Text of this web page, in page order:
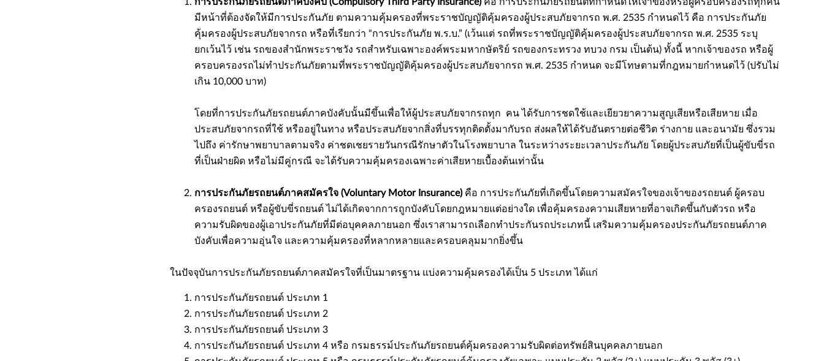
มีหน้าที่ต้องจัดให้มีการประกันภัย ตามความคุ้มครองที่พระราชบัญญัติคุ้มครองผู้ประสบภัยจากรถ พ.ศ. 2535 กำหนดไว้ คือ การประกันภัย
คุ้มครองผู้ประสบภัยจากรถ หรือที่เรียกว่า “การประกันภัย พ.ร.บ.” (เว้นแต่ รถที่พระราชบัญญัติคุ้มครองผู้ประสบภัยจากรถ พ.ศ. 2535 ระบุ
ยกเว้นไว้ เช่น รถของสำนักพระราชวัง รถสำหรับเฉพาะองค์พระมหากษัตริย์ รถของกระทรวง ทบวง กรม เป็นต้น) ทั้งนี้ หากเจ้าของรถ หรือผู้
ครอบครองรถไม่ทำประกันภัยตามที่พระราชบัญญัติคุ้มครองผู้ประสบภัยจากรถ พ.ศ. 2535 กำหนด จะมีโทษตามที่กฎหมายกำหนดไว้ (ปรับไม่
เกิน 10,000 บาท)
โดยที่การประกันภัยรถยนต์ภาคบังคับนั้นมีขึ้นเพื่อให้ผู้ประสบภัยจากรถทุก คน ได้รับการชดใช้และเยียวยาความสูญเสียหรือเสียหาย เมื่อ
ประสบภัยจากรถที่ใช้ หรืออยู่ในทาง หรือประสบภัยจากสิ่งที่บรรทุกติดตั้งมากับรถ ส่งผลให้ได้รับอันตรายต่อชีวิต ร่างกาย และอนามัย ซึ่งรวม
ไปถึง ค่ารักษาพยาบาลตามจริง ค่าชดเชยรายวันกรณีรักษาตัวในโรงพยาบาล ในระหว่างระยะเวลาประกันภัย โดยผู้ประสบภัยที่เป็นผู้ขับขี่รถ
ที่เป็นฝ่ายผิด หรือไม่มีคู่กรณี จะได้รับความคุ้มครองเฉพาะค่าเสียหายเบื้องต้นเท่านั้น
การประกันภัยรถยนต์ภาคสมัครใจ (Voluntary Motor Insurance) คือ การประกันภัยที่เกิดขึ้นโดยความสมัครใจของเจ้าของรถยนต์ ผู้ครอบ
ครองรถยนต์ หรือผู้ขับขี่รถยนต์ ไม่ได้เกิดจากการถูกบังคับโดยกฎหมายแต่อย่างใด เพื่อคุ้มครองความเสียหายที่อาจเกิดขึ้นกับตัวรถ หรือ
ความรับผิดของผู้เอาประกันภัยที่มีต่อบุคคลภายนอก ซึ่งเราสามารถเลือกทำประกันรถประเภทนี้ เสริมความคุ้มครองประกันภัยรถยนต์ภาค
บังคับเพื่อความอุ่นใจ และความคุ้มครองที่หลากหลายและครอบคลุมมากยิ่งขึ้น
ในปัจจุบันการประกันภัยรถยนต์ภาคสมัครใจที่เป็นมาตรฐาน แบ่งความคุ้มครองได้เป็น 5 ประเภท ได้แก่
การประกันภัยรถยนต์ ประเภท 1
การประกันภัยรถยนต์ ประเภท 2
การประกันภัยรถยนต์ ประเภท 3
การประกันภัยรถยนต์ ประเภท 4 หรือ กรมธรรม์ประกันภัยรถยนต์คุ้มครองความรับผิดต่อทรัพย์สินบุคคลภายนอก